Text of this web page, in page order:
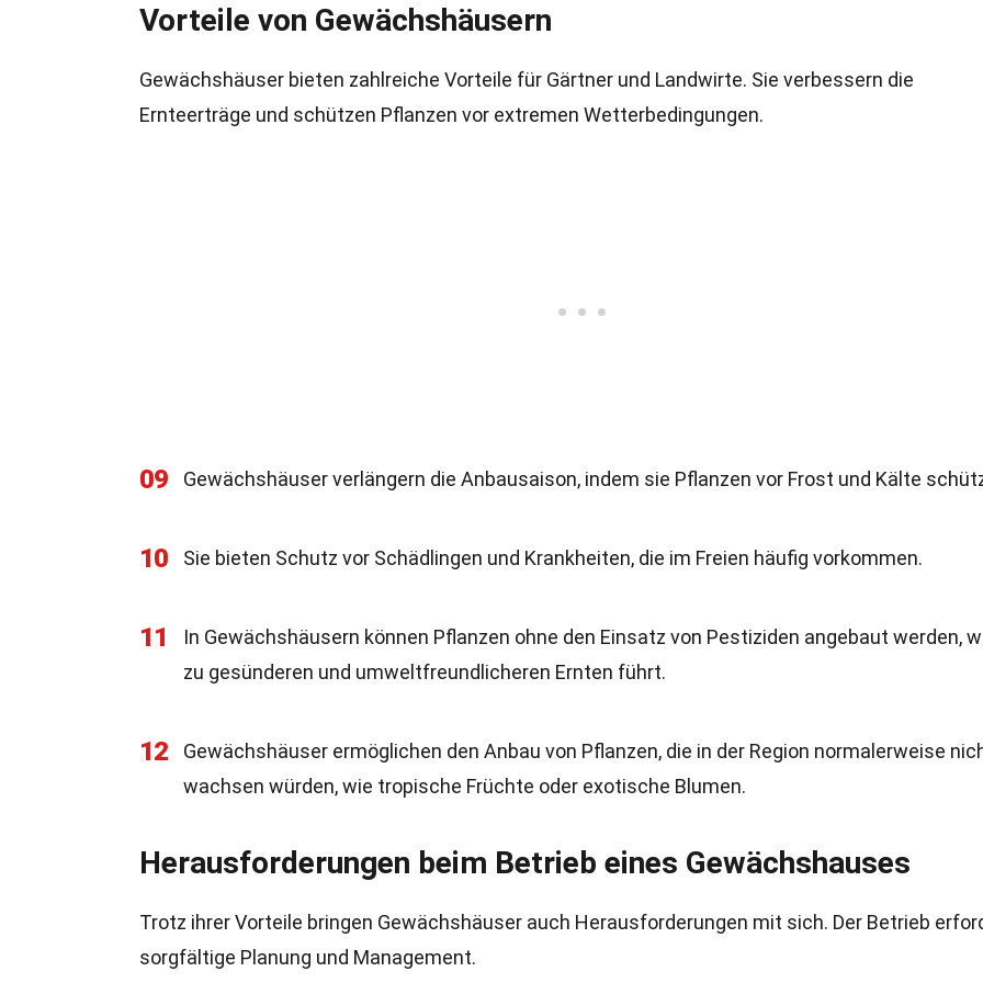
Vorteile von Gewächshäusern
Gewächshäuser bieten zahlreiche Vorteile für Gärtner und Landwirte. Sie verbessern die
Ernteerträge und schützen Pflanzen vor extremen Wetterbedingungen.
09 Gewächshäuser verlängern die Anbausaison, indem sie Pflanzen vor Frost und Kälte
10 Sie bieten Schutz vor Schädlingen und Krankheiten, die im Freien häufig vorkommen.
11
In Gewächshäusern können Pflanzen ohne den Einsatz von Pestiziden angebaut werden,
zu gesünderen und umweltfreundlicheren Ernten führt.
12
Gewächshäuser ermöglichen den Anbau von Pflanzen, die in der Region normalerweise
wachsen würden, wie tropische Früchte oder exotische Blumen.
Herausforderungen beim Betrieb eines Gewächshauses
Trotz ihrer Vorteile bringen Gewächshäuser auch Herausforderungen mit sich. Der Betrieb
sorgfältige Planung und Management.